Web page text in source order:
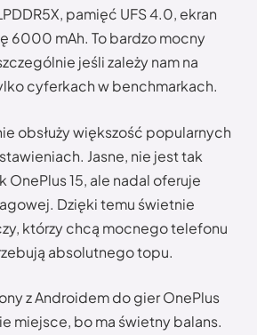
pamięć UFS 4.0, ekran
6000 mAh. To bardzo mocny
jeśli zależy nam na
cyferkach w benchmarkach.
obsłuży większość popularnych
Jasne, nie jest tak
OnePlus 15, ale nadal oferuje
Dzięki temu świetnie
którzy chcą mocnego telefonu
absolutnego topu.
z Androidem do gier OnePlus
miejsce, bo ma świetny balans.